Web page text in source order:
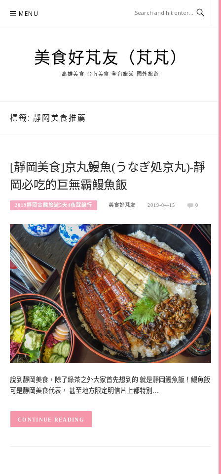
MENU
美食好芃友（芃芃）
高雄美食 台南美食 全台旅遊 國外旅遊
標籤: 靜岡美食推薦
[靜岡美食]京丸鰻魚(うなぎ処京丸)-靜
岡必吃的巨無霸鰻魚飯
2019靜岡金龍旅遊5天4夜踩線行 美食好芃友 2019-04-15 0
說到靜岡美食，除了綠茶之外大家首先想到的 就是靜岡鰻魚飯！鰻魚飯
可是靜岡美食代表， 甚至地方限定明信片上都特別…
CONTINUE READING